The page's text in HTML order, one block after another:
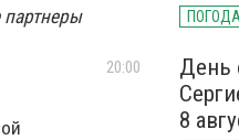
ПОГОДА
День
8
20:00